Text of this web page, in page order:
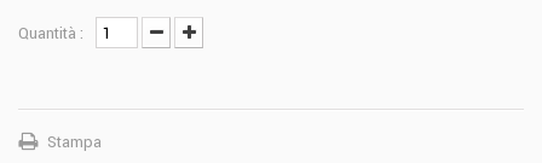
Quantità :
Stampa